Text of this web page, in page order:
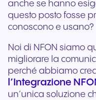
anche se hanno
questo posto fosse
conoscono e usano?
Noi di NFON siamo
migliorare la
perché abbiamo
l’Integrazione
un’unica soluzione